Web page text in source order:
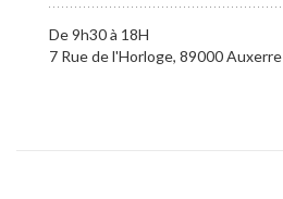
De 9h30 à 18H
7 Rue de l'Horloge, 89000 Auxerre